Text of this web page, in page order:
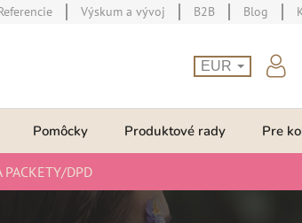
Výskum a vývoj B2B Blog
EUR
Pomôcky Produktové rady Pre
PACKETY/DPD